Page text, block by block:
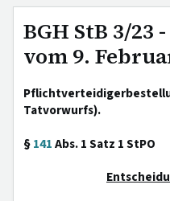
BGH StB 3/23
vom 9.
Tatvorwurfs).
§141Abs. 1 Satz 1 StPO